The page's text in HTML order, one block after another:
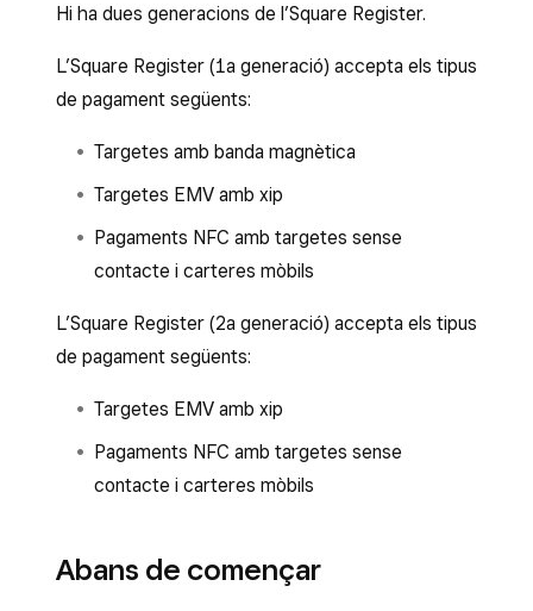
Hi ha dues generacions de l’Square Register.
L’Square Register (1a generació) accepta els tipus
de pagament següents:
Targetes amb banda magnètica
Targetes EMV amb xip
Pagaments NFC amb targetes sense
contacte i carteres mòbils
L’Square Register (2a generació) accepta els tipus
de pagament següents:
Targetes EMV amb xip
Pagaments NFC amb targetes sense
contacte i carteres mòbils
Abans de començar